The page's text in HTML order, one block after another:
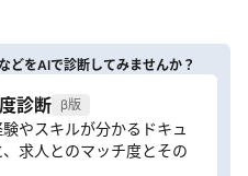
どをAIで診断してみませんか？
診断 β版
やスキルが分かるドキュ
求人とのマッチ度とその